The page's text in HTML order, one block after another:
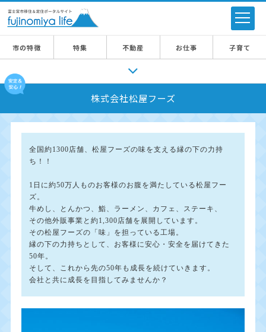
市の特徴 特集 不動産 お仕事 子育て
株式会社松屋フーズ
全国約1300店舗、松屋フーズの味を支える縁の下の力持
ち！！
1日に約50万人ものお客様のお腹を満たしている松屋フー
ズ。
牛めし、とんかつ、鮨、ラーメン、カフェ、ステーキ、
その他外販事業と約1,300店舗を展開しています。
その松屋フーズの「味」を担っている工場。
縁の下の力持ちとして、お客様に安心・安全を届けてきた
50年。
そして、これから先の50年も成長を続けていきます。
会社と共に成長を目指してみませんか？